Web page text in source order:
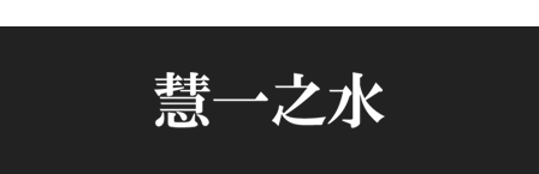
Shop Guide
お支払い方法について